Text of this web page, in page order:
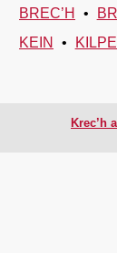
BREC’H
KEIN
Krec’h